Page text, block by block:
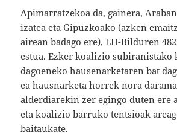
Apimarratzekoa da, gainera,
izatea eta Gipuzkoako (azken
airean badago ere), EH-Bilduren
estua. Ezker koalizio subiranistako
dagoeneko hausenarketaren bat
ea hausnarketa horrek nora
alderdiarekin zer egingo duten ere
eta koalizio barruko tentsioak
baitaukate.